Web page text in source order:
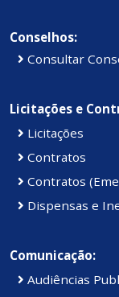
Conselhos:
Consultar
Licitações e
Licitações
Contratos
Contratos
Dispensas e
Comunicação:
Audiências